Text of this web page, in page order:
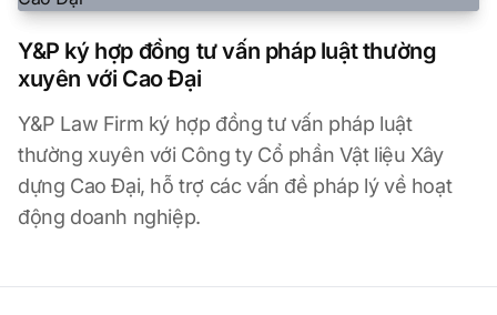
Y&P ký hợp đồng tư vấn pháp luật thường
xuyên với Cao Đại
Y&P Law Firm ký hợp đồng tư vấn pháp luật
thường xuyên với Công ty Cổ phần Vật liệu Xây
dựng Cao Đại, hỗ trợ các vấn đề pháp lý về hoạt
động doanh nghiệp.